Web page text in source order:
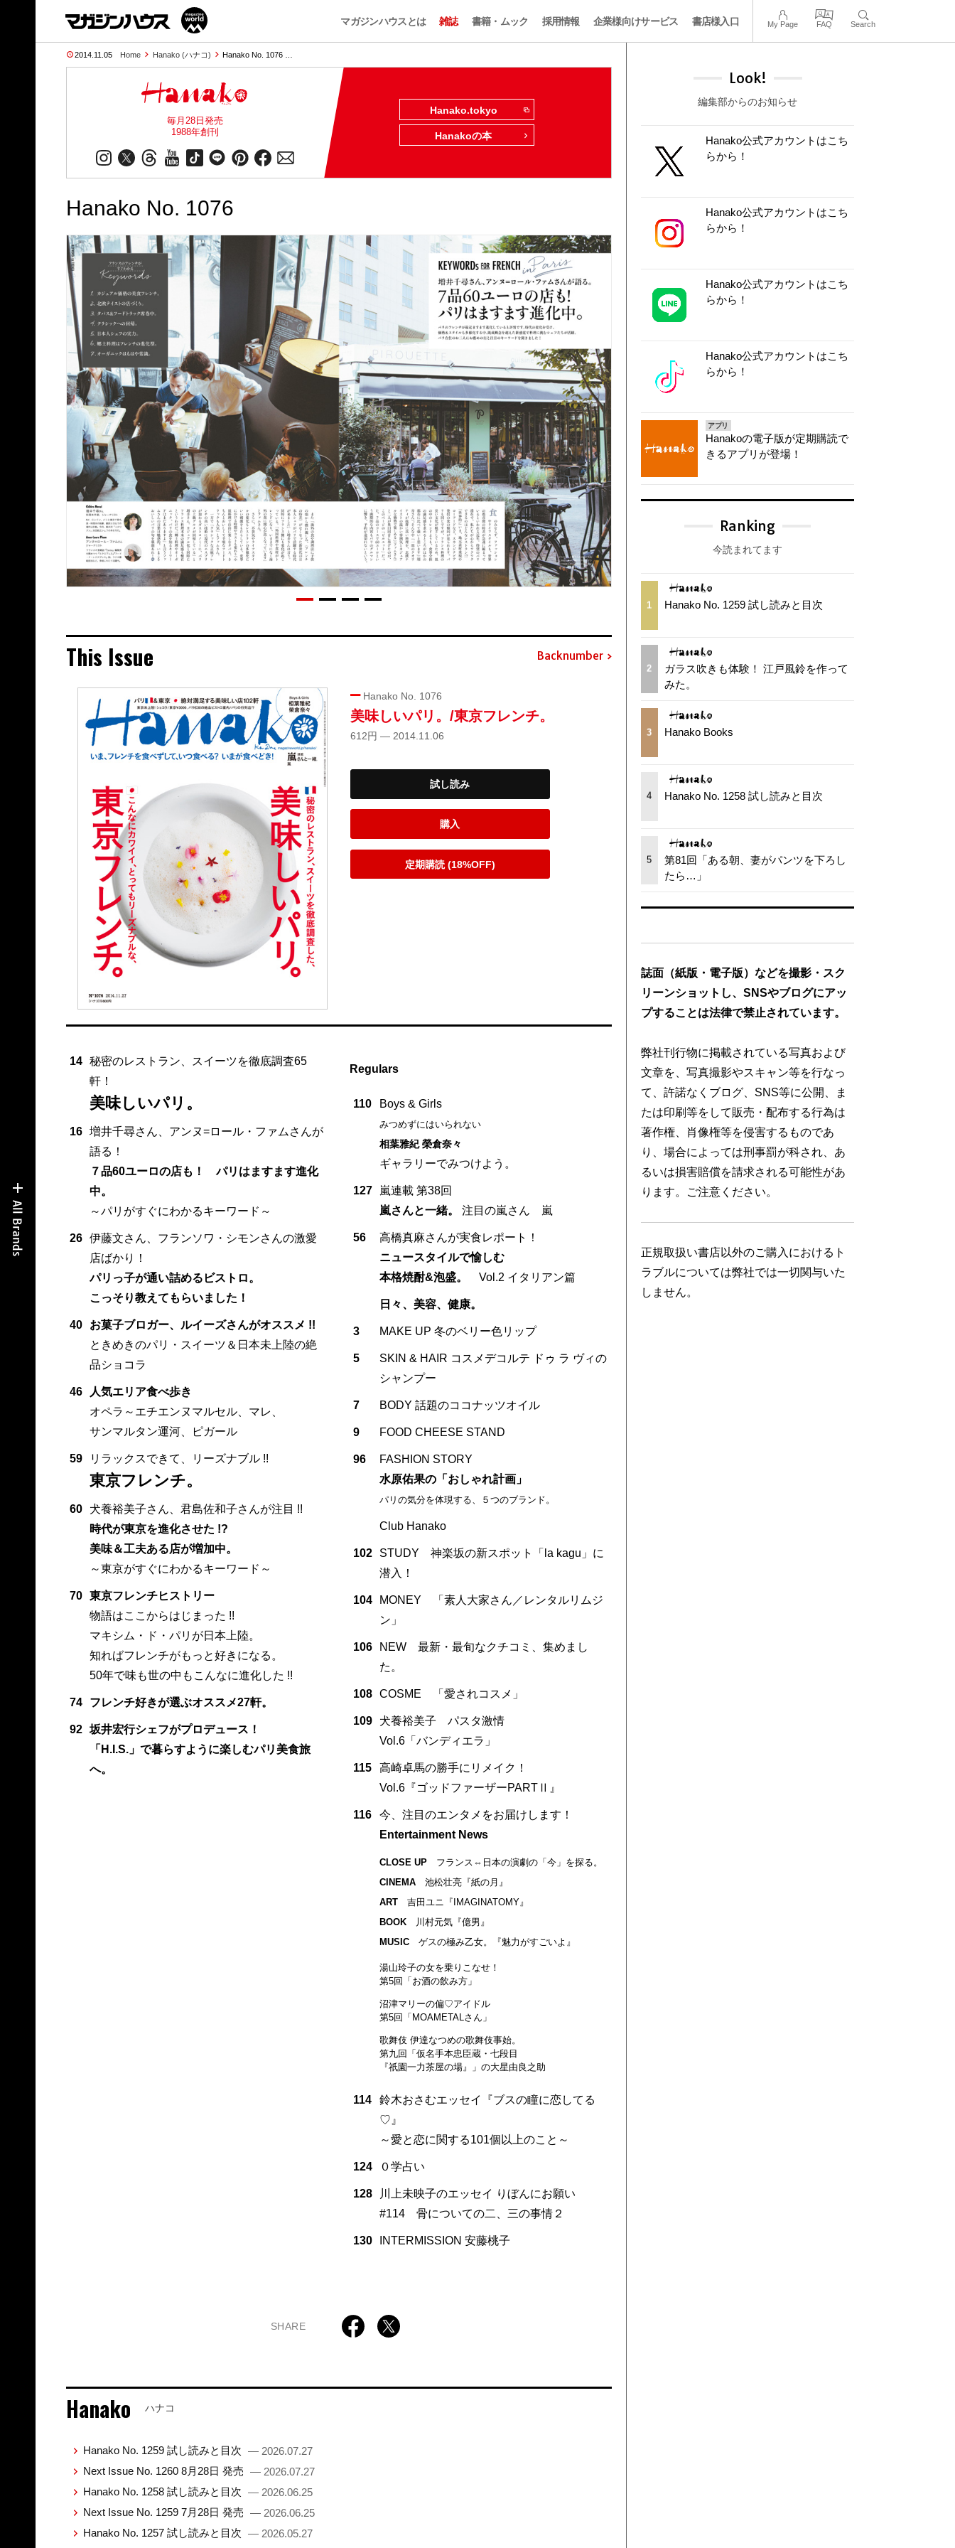
マガジンハウスとは 雑誌 書籍・ムック 採用情報 企業様向けサービス 書店様入口 My Page FAQ Search
2014.11.05 Home Hanako (ハナコ) Hanako No. 1076 …
毎月28日発売
1988年創刊
Hanako.tokyo
Hanakoの本
Hanako No. 1076
This Issue Backnumber
Hanako No. 1076
美味しいパリ。/東京フレンチ。
612円 — 2014.11.06
試し読み
購入
定期購読 (18%OFF)
14
秘密のレストラン、スイーツを徹底調査65
軒！
美味しいパリ。
16
増井千尋さん、アンヌ=ロール・ファムさんが
語る！
７品60ユーロの店も！ パリはますます進化
中。
～パリがすぐにわかるキーワード～
26
伊藤文さん、フランソワ・シモンさんの激愛
店ばかり！
パリっ子が通い詰めるビストロ。
こっそり教えてもらいました！
40
お菓子ブロガー、ルイーズさんがオススメ !!
ときめきのパリ・スイーツ＆日本未上陸の絶
品ショコラ
46
人気エリア食べ歩き
オペラ～エチエンヌマルセル、マレ、
サンマルタン運河、ピガール
59 リラックスできて、リーズナブル !!
東京フレンチ。
60
犬養裕美子さん、君島佐和子さんが注目 !!
時代が東京を進化させた !?
美味＆工夫ある店が増加中。
～東京がすぐにわかるキーワード～
70
東京フレンチヒストリー
物語はここからはじまった !!
マキシム・ド・パリが日本上陸。
知ればフレンチがもっと好きになる。
50年で味も世の中もこんなに進化した !!
74 フレンチ好きが選ぶオススメ27軒。
92
坂井宏行シェフがプロデュース！
「H.I.S.」で暮らすように楽しむパリ美食旅
へ。
Regulars
110 Boys & Girls
みつめずにはいられない
相葉雅紀 榮倉奈々
ギャラリーでみつけよう。
127
嵐連載 第38回
嵐さんと一緒。
注目の嵐さん 嵐
56
高橋真麻さんが実食レポート！
ニュースタイルで愉しむ
本格焼酎&泡盛。
Vol.2 イタリアン篇
日々、美容、健康。
3 MAKE UP 冬のベリー色リップ
5
SKIN & HAIR コスメデコルテ ドゥ ラ ヴィの
シャンプー
7 BODY 話題のココナッツオイル
9 FOOD CHEESE STAND
96
FASHION STORY
水原佑果の「おしゃれ計画」
パリの気分を体現する、５つのブランド。
Club Hanako
102
STUDY 神楽坂の新スポット「la kagu」に
潜入！
104
MONEY 「素人大家さん／レンタルリムジ
ン」
106
NEW 最新・最旬なクチコミ、集めまし
た。
108 COSME 「愛されコスメ」
109
犬養裕美子 パスタ激情
Vol.6「バンディエラ」
115
高崎卓馬の勝手にリメイク！
Vol.6『ゴッドファーザーPARTⅡ』
116
今、注目のエンタメをお届けします！
Entertainment News
CLOSE UPフランス⇔日本の演劇の「今」を探る。
CINEMA池松壮亮『紙の月』
ART吉田ユニ『IMAGINATOMY』
BOOK川村元気『億男』
MUSICゲスの極み乙女。『魅力がすごいよ』
湯山玲子の女を乗りこなせ！
第5回「お酒の飲み方」
沼津マリーの偏♡アイドル
第5回「MOAMETALさん」
歌舞伎 伊達なつめの歌舞伎事始。
第九回「仮名手本忠臣蔵・七段目
『祇園一力茶屋の場』」の大星由良之助
114
鈴木おさむエッセイ『ブスの瞳に恋してる
♡』
～愛と恋に関する101個以上のこと～
124 ０学占い
128
川上未映子のエッセイ りぼんにお願い
#114 骨についての二、三の事情２
130 INTERMISSION 安藤桃子
SHARE
Hanako ハナコ
Hanako No. 1259 試し読みと目次 — 2026.07.27
Next Issue No. 1260 8月28日 発売 — 2026.07.27
Hanako No. 1258 試し読みと目次 — 2026.06.25
Next Issue No. 1259 7月28日 発売 — 2026.06.25
Hanako No. 1257 試し読みと目次 — 2026.05.27
Look!
編集部からのお知らせ
Hanako公式アカウントはこち
らから！
Hanako公式アカウントはこち
らから！
Hanako公式アカウントはこち
らから！
Hanako公式アカウントはこち
らから！
アプリ
Hanakoの電子版が定期購読で
きるアプリが登場！
Ranking
今読まれてます
1 Hanako No. 1259 試し読みと目次
2
ガラス吹きも体験！ 江戸風鈴を作って
みた。
3 Hanako Books
4 Hanako No. 1258 試し読みと目次
5
第81回「ある朝、妻がパンツを下ろし
たら…」
誌面（紙版・電子版）などを撮影・スク
リーンショットし、SNSやブログにアッ
プすることは法律で禁止されています。
弊社刊行物に掲載されている写真および
文章を、写真撮影やスキャン等を行なっ
て、許諾なくブログ、SNS等に公開、ま
たは印刷等をして販売・配布する行為は
著作権、肖像権等を侵害するものであ
り、場合によっては刑事罰が科され、あ
るいは損害賠償を請求される可能性があ
ります。ご注意ください。
正規取扱い書店以外のご購入におけるト
ラブルについては弊社では一切関与いた
しません。